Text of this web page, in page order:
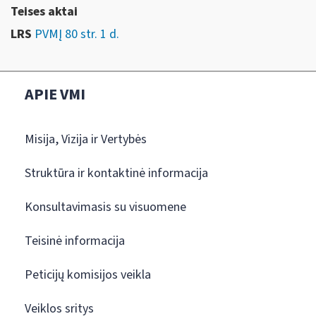
Teises aktai
LRS PVMĮ 80 str. 1 d.
APIE VMI
Misija, Vizija ir Vertybės
Struktūra ir kontaktinė informacija
Konsultavimasis su visuomene
Teisinė informacija
Peticijų komisijos veikla
Veiklos sritys